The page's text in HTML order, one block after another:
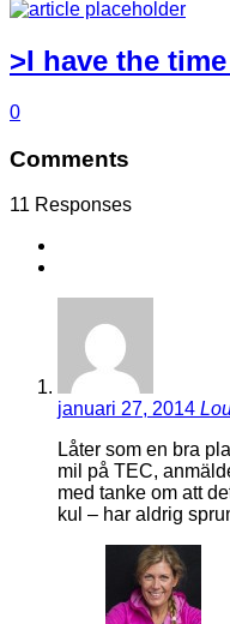
>I have the
0
Comments
11 Responses
januari 27, 2014
Låter som en bra
mil på TEC,
med tanke om att
kul – har aldrig